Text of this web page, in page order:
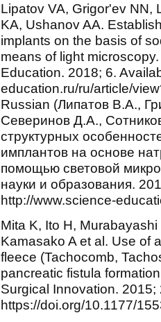
Lipatov VA, Grigor'ev NN,
KA, Ushanov AA.
implants on the basis of
means of light
Education. 2018; 6.
education.ru/ru/article/
Russian (Липатов В.А.,
Северинов Д.А.,
структурных
имплантов на основе
помощью световой
науки и образования.
http://www.science-
Mita K, Ito H,
Kamasako A et al. Use of
fleece (Tachocomb,
pancreatic fistula
Surgical Innovation. 2015;
https://doi.org/10.1177/